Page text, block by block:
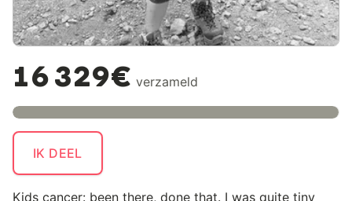
16 329€ verzameld
IK DEEL
Kids cancer: been there, done that. I was quite tiny